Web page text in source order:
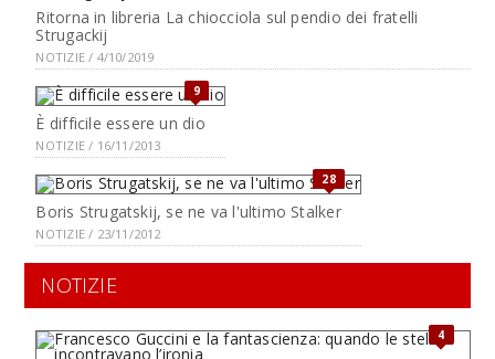
Ritorna in libreria La chiocciola sul pendio dei fratelli
Strugackij
NOTIZIE / 4/10/2019
9
È difficile essere un dio
NOTIZIE / 16/11/2013
28
Boris Strugatskij, se ne va l'ultimo Stalker
NOTIZIE / 23/11/2012
NOTIZIE
4